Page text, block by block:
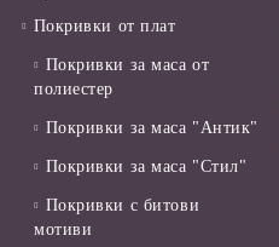
Покривки от плат
Покривки за маса от
полиестер
Покривки за маса "Антик"
Покривки за маса "Стил"
Покривки с битови
мотиви